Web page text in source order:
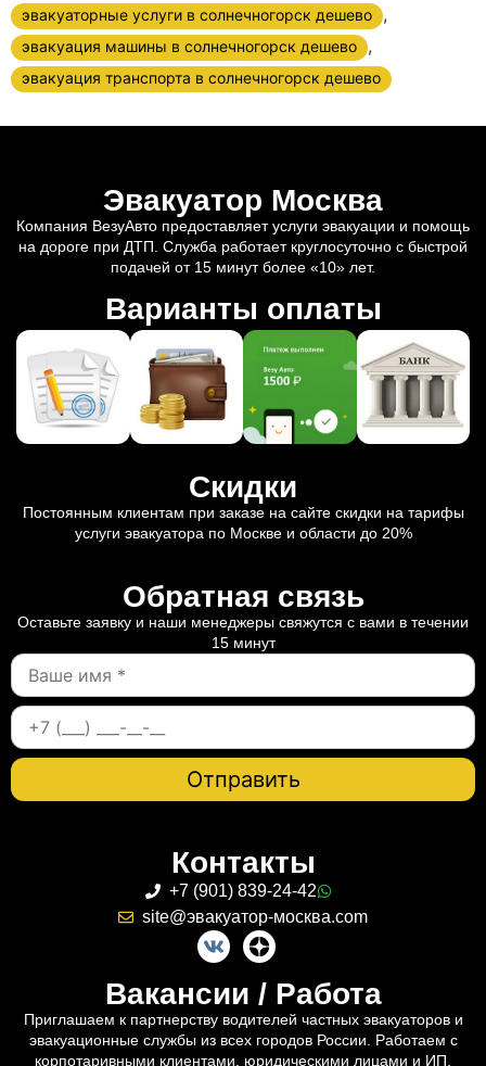
эвакуаторные услуги в солнечногорск дешево ,
эвакуация машины в солнечногорск дешево ,
эвакуация транспорта в солнечногорск дешево
Эвакуатор Москва
Компания ВезуАвто предоставляет услуги эвакуации и помощь
на дороге при ДТП. Служба работает круглосуточно с быстрой
подачей от 15 минут более «10» лет.
Варианты оплаты
Скидки
Постоянным клиентам при заказе на сайте скидки на тарифы
услуги эвакуатора по Москве и области до 20%
Обратная связь
Оставьте заявку и наши менеджеры свяжутся с вами в течении
15 минут
Контакты
+7 (901) 839-24-42
site@эвакуатор-москва.com
Вакансии / Работа
Приглашаем к партнерству водителей частных эвакуаторов и
эвакуационные службы из всех городов России. Работаем с
корпотаривными клиентами, юридическими лицами и ИП.